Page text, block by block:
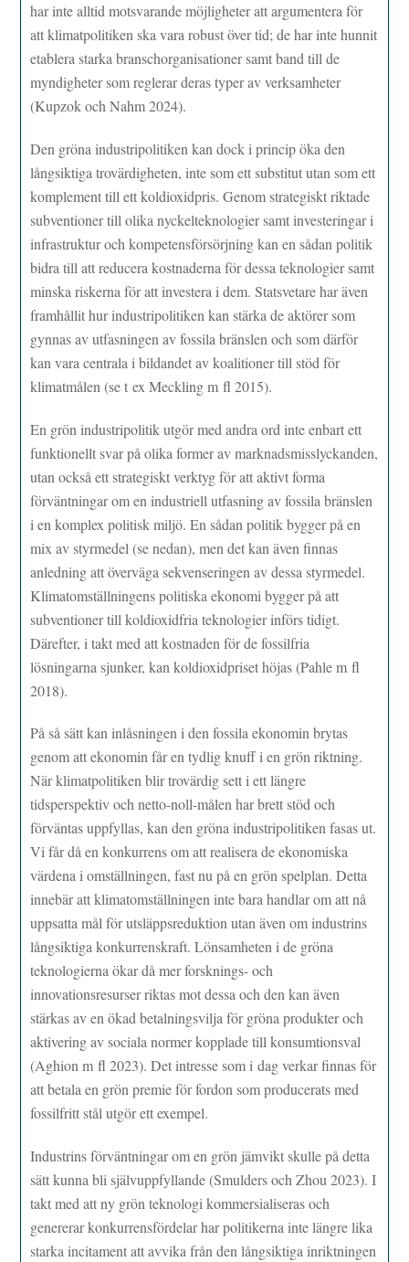
har inte alltid motsvarande möjligheter att argumentera för
att klimatpolitiken ska vara robust över tid; de har inte hunnit
etablera starka branschorganisationer samt band till de
myndigheter som reglerar deras typer av verksamheter
(Kupzok och Nahm 2024).
Den gröna industripolitiken kan dock i princip öka den
långsiktiga trovärdigheten, inte som ett substitut utan som ett
komplement till ett koldioxidpris. Genom strategiskt riktade
subventioner till olika nyckelteknologier samt investeringar i
infrastruktur och kompetensförsörjning kan en sådan politik
bidra till att reducera kostnaderna för dessa teknologier samt
minska riskerna för att investera i dem. Statsvetare har även
framhållit hur industripolitiken kan stärka de aktörer som
gynnas av utfasningen av fossila bränslen och som därför
kan vara centrala i bildandet av koalitioner till stöd för
klimatmålen (se t ex Meckling m fl 2015).
En grön industripolitik utgör med andra ord inte enbart ett
funktionellt svar på olika former av marknadsmisslyckanden,
utan också ett strategiskt verktyg för att aktivt forma
förväntningar om en industriell utfasning av fossila bränslen
i en komplex politisk miljö. En sådan politik bygger på en
mix av styrmedel (se nedan), men det kan även finnas
anledning att överväga sekvenseringen av dessa styrmedel.
Klimatomställningens politiska ekonomi bygger på att
subventioner till koldioxidfria teknologier införs tidigt.
Därefter, i takt med att kostnaden för de fossilfria
lösningarna sjunker, kan koldioxidpriset höjas (Pahle m fl
2018).
På så sätt kan inlåsningen i den fossila ekonomin brytas
genom att ekonomin får en tydlig knuff i en grön riktning.
När klimatpolitiken blir trovärdig sett i ett längre
tidsperspektiv och netto-noll-målen har brett stöd och
förväntas uppfyllas, kan den gröna industripolitiken fasas ut.
Vi får då en konkurrens om att realisera de ekonomiska
värdena i omställningen, fast nu på en grön spelplan. Detta
innebär att klimatomställningen inte bara handlar om att nå
uppsatta mål för utsläppsreduktion utan även om industrins
långsiktiga konkurrenskraft. Lönsamheten i de gröna
teknologierna ökar då mer forsknings- och
innovationsresurser riktas mot dessa och den kan även
stärkas av en ökad betalningsvilja för gröna produkter och
aktivering av sociala normer kopplade till konsumtionsval
(Aghion m fl 2023). Det intresse som i dag verkar finnas för
att betala en grön premie för fordon som producerats med
fossilfritt stål utgör ett exempel.
Industrins förväntningar om en grön jämvikt skulle på detta
sätt kunna bli självuppfyllande (Smulders och Zhou 2023). I
takt med att ny grön teknologi kommersialiseras och
genererar konkurrensfördelar har politikerna inte längre lika
starka incitament att avvika från den långsiktiga inriktningen